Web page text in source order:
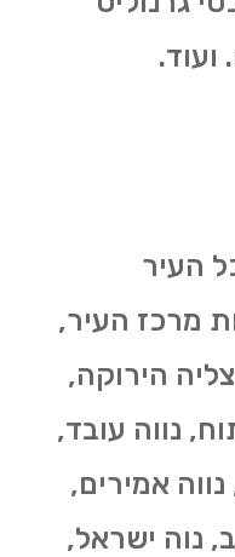
ועוד.
העיר
מרכז העיר,
הירוקה,
נווה עובד,
אמירים,
נוה ישראל,